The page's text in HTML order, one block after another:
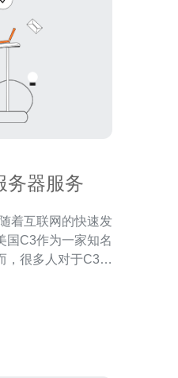
务器服务
国C3作为一家知名
，很多人对于C3是
与传统的百兆服